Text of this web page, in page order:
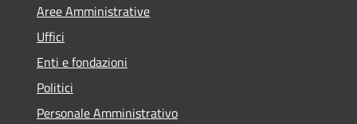
Aree Amministrative
Uffici
Enti e fondazioni
Politici
Personale Amministrativo